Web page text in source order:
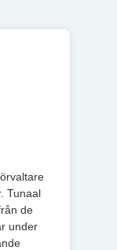
Tunaal
de
under